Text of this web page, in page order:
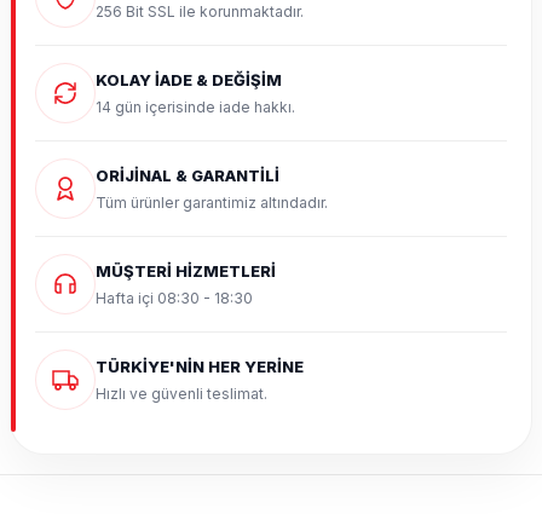
256 Bit SSL ile korunmaktadır.
KOLAY İADE & DEĞİŞİM
14 gün içerisinde iade hakkı.
ORİJİNAL & GARANTİLİ
Tüm ürünler garantimiz altındadır.
MÜŞTERİ HİZMETLERİ
Hafta içi 08:30 - 18:30
TÜRKİYE'NİN HER YERİNE
Hızlı ve güvenli teslimat.